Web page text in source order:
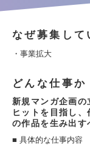
なぜ募集して
・事業拡大
どんな仕事か
新規マンガ企画の
ヒットを目指し
の作品を生み出す
■ 具体的な仕事内容